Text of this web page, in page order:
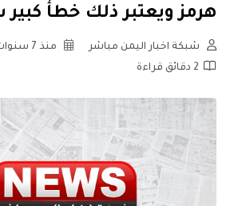
هرمز ويعتبر ذلك خطأ كبير
شبكة اخبار اليمن مباشر
منذ 7 سنوات
2 دقائق قراءة